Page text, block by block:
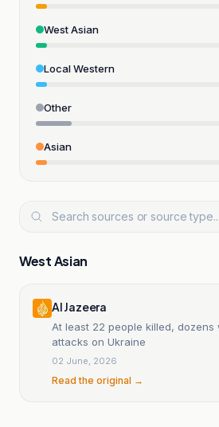
West Asian
Local Western
Other
Asian
West Asian
Al Jazeera
At least 22 people killed, dozens
attacks on Ukraine
02 June, 2026
Read the original →